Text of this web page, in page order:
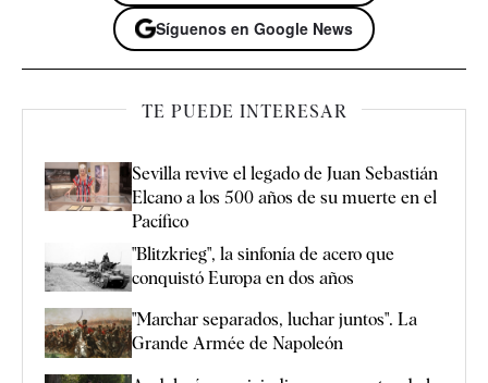
Síguenos en Google News
TE PUEDE INTERESAR
Sevilla revive el legado de Juan Sebastián
Elcano a los 500 años de su muerte en el
Pacífico
"Blitzkrieg", la sinfonía de acero que
conquistó Europa en dos años
"Marchar separados, luchar juntos". La
Grande Armée de Napoleón